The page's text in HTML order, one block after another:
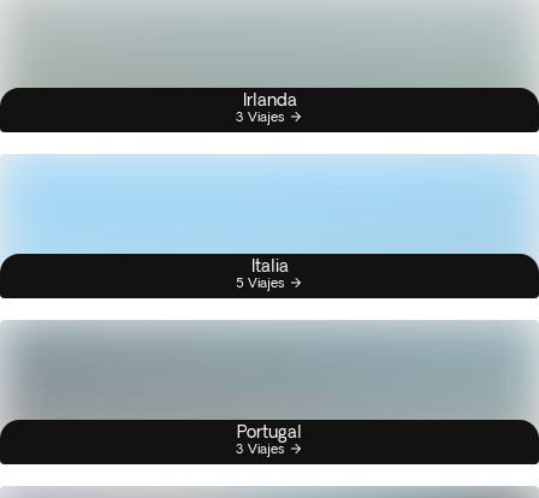
Irlanda
3 Viajes
Italia
5 Viajes
Portugal
3 Viajes